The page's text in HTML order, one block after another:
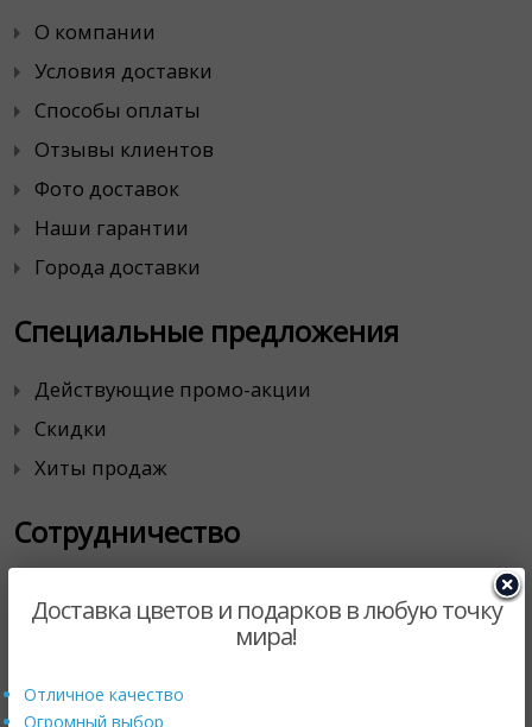
О компании
Условия доставки
Способы оплаты
Отзывы клиентов
Фото доставок
Наши гарантии
Города доставки
Специальные предложения
Действующие промо-акции
Скидки
Хиты продаж
Сотрудничество
Магазинам цветов
Продавайте с нами
Доставка цветов и подарков в любую точку
мира!
Отличное качество
Огромный выбор